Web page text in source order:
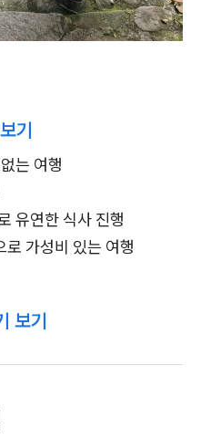
기
는 여행
유연한 식사 진행
가성비 있는 여행
보기